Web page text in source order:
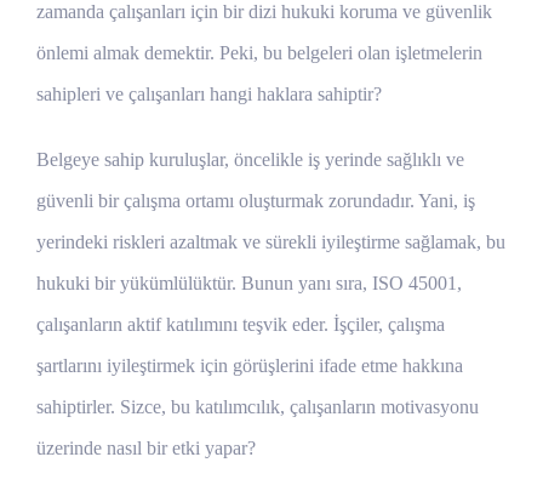
zamanda çalışanları için bir dizi hukuki koruma ve güvenlik
önlemi almak demektir. Peki, bu belgeleri olan işletmelerin
sahipleri ve çalışanları hangi haklara sahiptir?
Belgeye sahip kuruluşlar, öncelikle iş yerinde sağlıklı ve
güvenli bir çalışma ortamı oluşturmak zorundadır. Yani, iş
yerindeki riskleri azaltmak ve sürekli iyileştirme sağlamak, bu
hukuki bir yükümlülüktür. Bunun yanı sıra, ISO 45001,
çalışanların aktif katılımını teşvik eder. İşçiler, çalışma
şartlarını iyileştirmek için görüşlerini ifade etme hakkına
sahiptirler. Sizce, bu katılımcılık, çalışanların motivasyonu
üzerinde nasıl bir etki yapar?